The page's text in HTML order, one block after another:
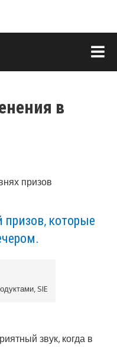
в
призов, которые
SIE
звук, когда в